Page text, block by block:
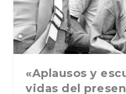
«Aplausos y
vidas del